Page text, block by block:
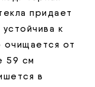
придает
к
очищается от
59 см
в